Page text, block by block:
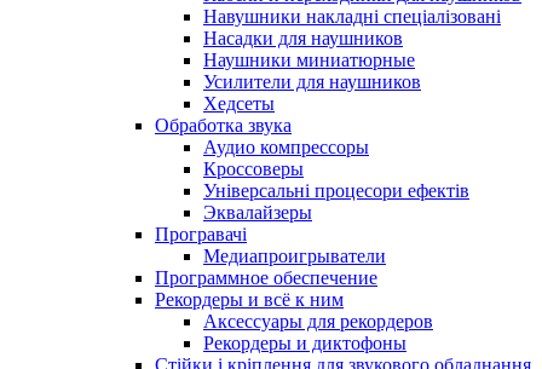
Навушники накладні спеціалізовані
Насадки для наушников
Наушники миниатюрные
Усилители для наушников
Хедсеты
Обработка звука
Аудио компрессоры
Кроссоверы
Універсальні процесори ефектів
Эквалайзеры
Програвачі
Медиапроигрыватели
Программное обеспечение
Рекордеры и всё к ним
Аксессуары для рекордеров
Рекордеры и диктофоны
Стійки і кріплення для звукового обладнання